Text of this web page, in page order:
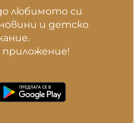
любимото си
и детско
приложение!